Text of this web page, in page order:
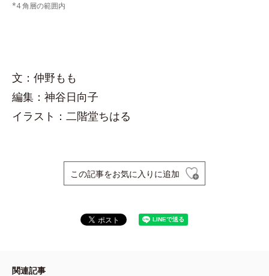
*4 角層の範囲内
文：仲野もも
編集：神谷日向子
イラスト：二階堂ちはる
この記事をお気に入りに追加
関連記事